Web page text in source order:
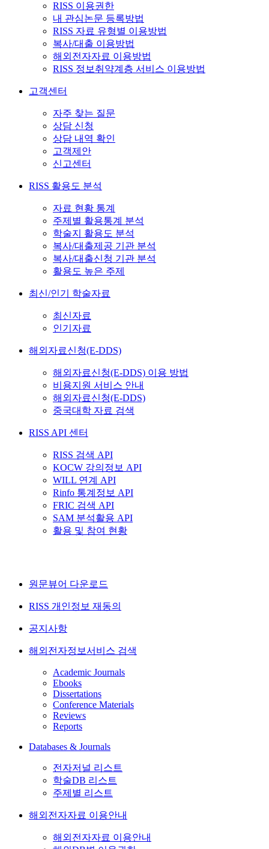
RISS 이용권한
내 관심논문 등록방법
RISS 자료 유형별 이용방법
복사/대출 이용방법
해외전자자료 이용방법
RISS 정보취약계층 서비스 이용방법
고객센터
자주 찾는 질문
상담 신청
상담 내역 확인
고객제안
신고센터
RISS 활용도 분석
자료 현황 통계
주제별 활용통계 분석
학술지 활용도 분석
복사/대출제공 기관 분석
복사/대출신청 기관 분석
활용도 높은 주제
최신/인기 학술자료
최신자료
인기자료
해외자료신청(E-DDS)
해외자료신청(E-DDS) 이용 방법
비용지원 서비스 안내
해외자료신청(E-DDS)
중국대학 자료 검색
RISS API 센터
RISS 검색 API
KOCW 강의정보 API
WILL 연계 API
Rinfo 통계정보 API
FRIC 검색 API
SAM 분석활용 API
활용 및 참여 현황
원문뷰어 다운로드
RISS 개인정보 재동의
공지사항
해외전자정보서비스 검색
Academic Journals
Ebooks
Dissertations
Conference Materials
Reviews
Reports
Databases & Journals
전자저널 리스트
학술DB 리스트
주제별 리스트
해외전자자료 이용안내
해외전자자료 이용안내